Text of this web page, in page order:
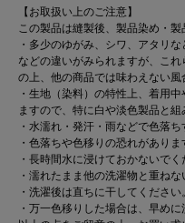
【お取扱い上のご注意】
この製品は縫製後、製品染め・製
・多少のゆがみ、シワ、アタリ
などの違いがみられますが、こ
の上、他の商品では味わえない風
・生地（染料）の特性上、着用
ますので、特に白や淡色製品と
・水濡れ・発汗・雨などで色落ち
・色落ちや色移りの恐れがあり
・長時間水に浸けておかないでく
・濡れたまま他の洗濯物と重ねな
・洗濯後は直ちに干してください。
・万一色移りした場合は、早めに